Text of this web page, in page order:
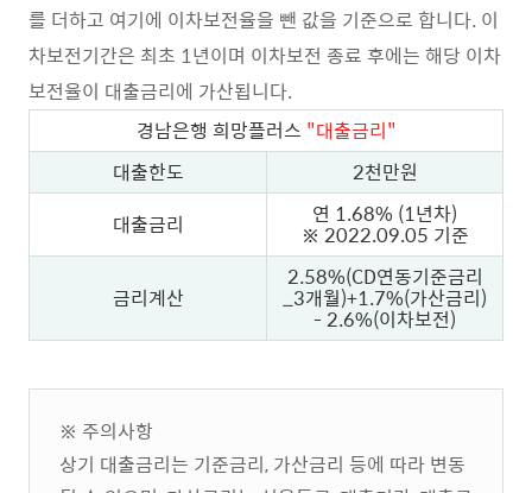
를 더하고 여기에 이차보전율을 뺀 값을 기준으로 합니다. 이
차보전기간은 최초 1년이며 이차보전 종료 후에는 해당 이차
보전율이 대출금리에 가산됩니다.
경남은행 희망플러스 "대출금리"
대출한도
2천만원
대출금리
연 1.68% (1년차)
※ 2022.09.05 기준
금리계산
2.58%(CD연동기준금리
_3개월)+1.7%(가산금리)
- 2.6%(이차보전)
※ 주의사항
상기 대출금리는 기준금리, 가산금리 등에 따라 변동